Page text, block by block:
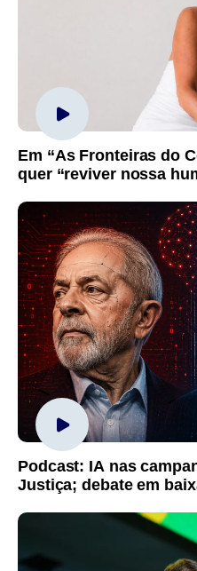
Em “As Fronteiras do
quer “reviver nossa
Podcast: IA nas
Justiça; debate em